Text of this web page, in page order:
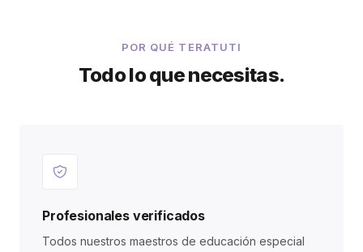
POR QUÉ TERATUTI
Todo lo que necesitas.
Profesionales verificados
Todos nuestros maestros de educación especial